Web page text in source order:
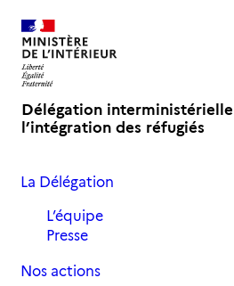
Délégation interministérielle
l’intégration des réfugiés
La Délégation
L’équipe
Presse
Nos actions